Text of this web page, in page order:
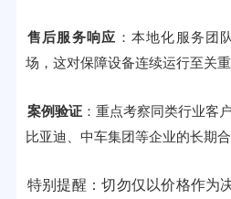
售后服务响应 ：本地化服务团
场，这对保障设备连续运行至关
案例验证：重点考察同类行业客
比亚迪、中车集团等企业的长期
特别提醒：切勿仅以价格作为